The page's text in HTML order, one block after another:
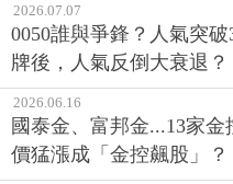
2026.07.07
0050誰與爭鋒？人氣突
牌後，人氣反倒大衰退？
2026.06.16
國泰金、富邦金...13家
價猛漲成「金控飆股」？